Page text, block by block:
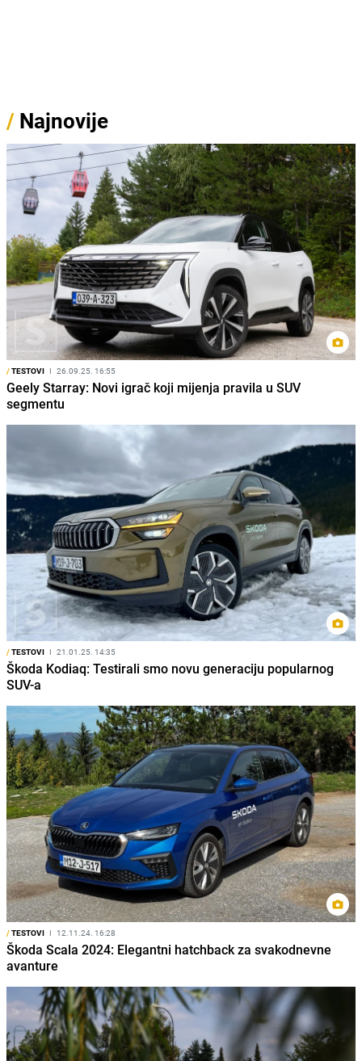
/ Najnovije
/TESTOVI I 26.09.25. 16:55
Geely Starray: Novi igrač koji mijenja pravila u SUV
segmentu
/TESTOVI I 21.01.25. 14:35
Škoda Kodiaq: Testirali smo novu generaciju popularnog
SUV-a
/TESTOVI I 12.11.24. 16:28
Škoda Scala 2024: Elegantni hatchback za svakodnevne
avanture